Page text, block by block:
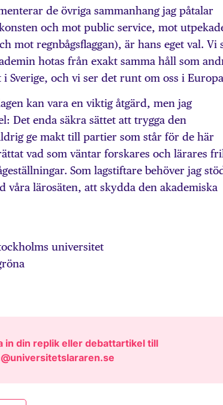
de övriga sammanhang jag påtalar
och mot public service, mot
mot regnbågsflaggan), är hans eget val. Vi
hotas från exakt samma håll som
Sverige, och vi ser det runt om oss i
kan vara en viktig åtgärd, men jag
Det enda säkra sättet att trygga den
ge makt till partier som står för de här
vad som väntar forskares och lärares
Som lagstiftare behöver jag
lärosäten, att skydda den akademiska
universitet
in din replik eller debattartikel till